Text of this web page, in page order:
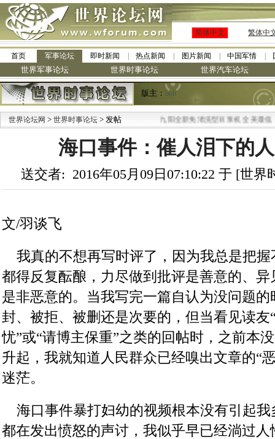
简体中文 繁体中
首页 军事论坛 即时新闻 热点新闻 图片新闻 中国军情
世界军事论坛 世界时事论坛 世界汽车论坛
版主： bob
世界论坛网 > 世界时事论坛 > 发帖 九阳全新免清洗型豆浆机 全美最低
海口事件：催人泪下的
送交者: 2016年05月09日07:10:22 于 [世
文/羽谈飞
我真的不想再写时评了，因为我总是把握
都得反复酝酿，力尽做到批评是善意的、
是非恶意的。当我写完一篇自认为没问题
封、被拒、被删还是次要的，但当看见读友
忧”或“请博主保重”之类的回帖时，之前本
升起，我就知道人民群众已经嗅出文章的“
迷茫。
海口事件暴打妇幼的视频根本没有引起我
都在发出愤怒的声讨，我似乎早已经淌过